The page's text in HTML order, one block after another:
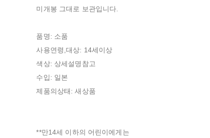
미개봉 그대로 보관입니다.
품명: 소품
사용연령,대상: 14세이상
색상: 상세설명참고
수입: 일본
제품의상태: 새상품
**만14세 이하의 어린이에게는